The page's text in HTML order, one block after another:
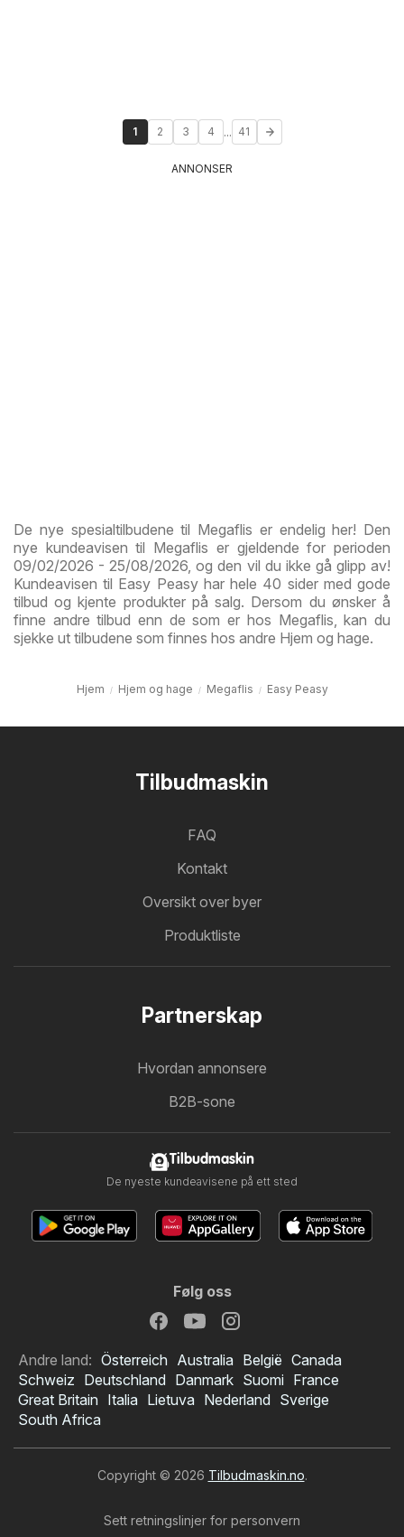
1 2 3 4 ... 41
ANNONSER
De nye spesialtilbudene til Megaflis er endelig her! Den
nye kundeavisen til Megaflis er gjeldende for perioden
09/02/2026 - 25/08/2026, og den vil du ikke gå glipp av!
Kundeavisen til Easy Peasy har hele 40 sider med gode
tilbud og kjente produkter på salg. Dersom du ønsker å
finne andre tilbud enn de som er hos Megaflis, kan du
sjekke ut tilbudene som finnes hos andre Hjem og hage.
Hjem Hjem og hage Megaflis Easy Peasy
Tilbudmaskin
FAQ
Kontakt
Oversikt over byer
Produktliste
Partnerskap
Hvordan annonsere
B2B-sone
Tilbudmaskin
De nyeste kundeavisene på ett sted
Følg oss
Andre land: Österreich Australia België Canada
Schweiz Deutschland Danmark Suomi France
Great Britain Italia Lietuva Nederland Sverige
South Africa
Copyright © 2026 Tilbudmaskin.no.
Sett retningslinjer for personvern